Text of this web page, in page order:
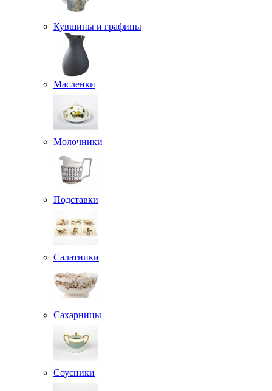
Кувшины и графины
Масленки
Молочники
Подставки
Салатники
Сахарницы
Соусники